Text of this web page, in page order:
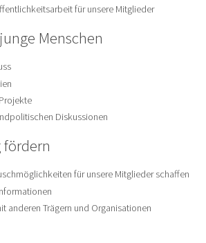
für unsere Mitglieder
Menschen
Diskussionen
fördern
für unsere Mitglieder schaffen
anderen Trägern und Organisationen